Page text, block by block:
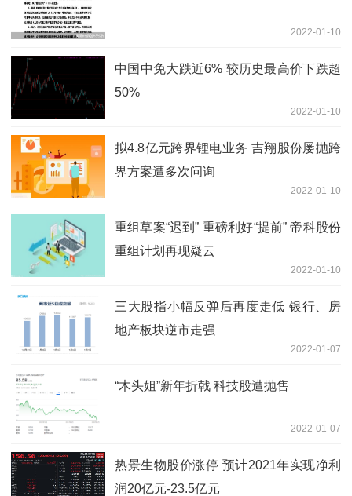
2022-01-10
中国中免大跌近6% 较历史最高价下跌超
50%
2022-01-10
拟4.8亿元跨界锂电业务 吉翔股份屡抛跨
界方案遭多次问询
2022-01-10
重组草案“迟到” 重磅利好“提前” 帝科股份
重组计划再现疑云
2022-01-10
三大股指小幅反弹后再度走低 银行、房
地产板块逆市走强
2022-01-07
“木头姐”新年折戟 科技股遭抛售
2022-01-07
热景生物股价涨停 预计2021年实现净利
润20亿元-23.5亿元